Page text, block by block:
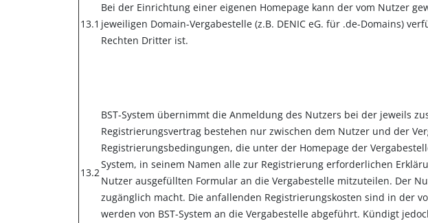
13.1
Bei der Einrichtung einer eigenen Homepage kann der vom Nutzer
jeweiligen Domain-Vergabestelle (z.B. DENIC eG. für .de-Domains)
Rechten Dritter ist.
13.2
BST-System übernimmt die Anmeldung des Nutzers bei der jeweils
Registrierungsvertrag bestehen nur zwischen dem Nut­zer und der
Registrierungsbedingungen, die unter der Homepage der
System, in seinem Namen alle zur Registrierung erforderlichen
Nutzer ausgefüllten Formular an die Vergabestelle mitzuteilen. Der
zugänglich macht. Die anfallenden Registrierungskosten sind in der
werden von BST-System an die Vergabe­stelle abgeführt. Kündigt